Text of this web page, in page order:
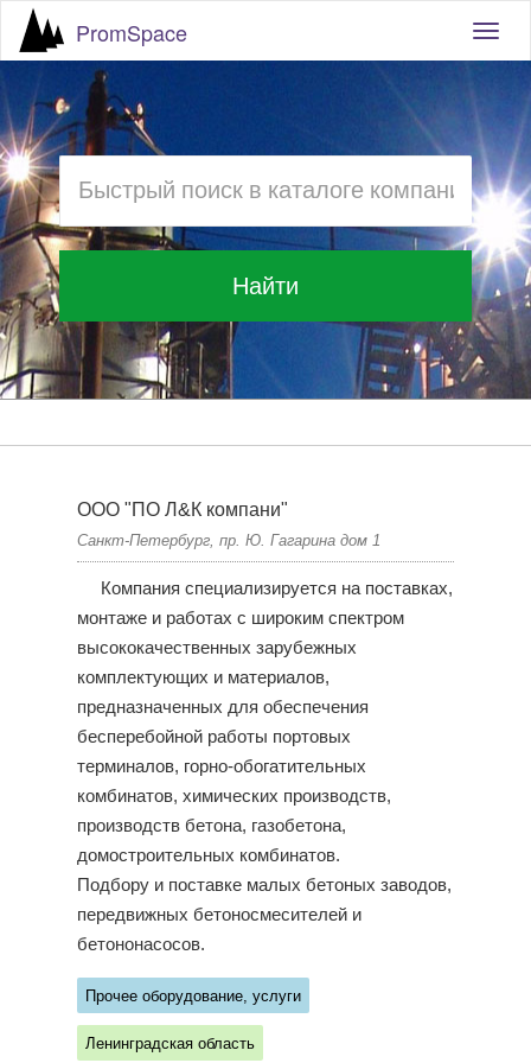
PromSpace
Найти
ООО "ПО Л&К компани"
Санкт-Петербург, пр. Ю. Гагарина дом 1
Компания специализируется на поставках,
монтаже и работах с широким спектром
высококачественных зарубежных
комплектующих и материалов,
предназначенных для обеспечения
бесперебойной работы портовых
терминалов, горно-обогатительных
комбинатов, химических производств,
производств бетона, газобетона,
домостроительных комбинатов.
Подбору и поставке малых бетоных заводов,
передвижных бетоносмесителей и
бетононасосов.
Прочее оборудование, услуги
Ленинградская область